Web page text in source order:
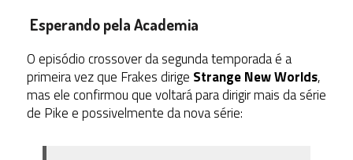
Esperando pela Academia
O episódio crossover da segunda temporada é a
primeira vez que Frakes dirige Strange New Worlds,
mas ele confirmou que voltará para dirigir mais da série
de Pike e possivelmente da nova série: